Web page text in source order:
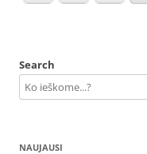
Search
NAUJAUSI